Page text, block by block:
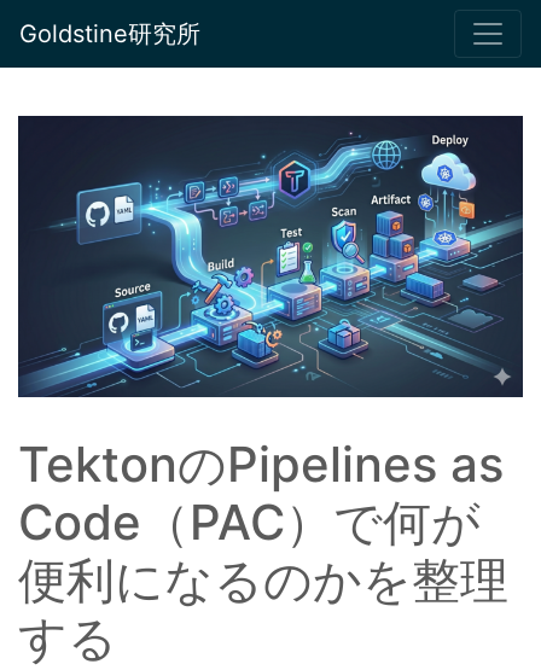
Goldstine研究所
TektonのPipelines as
Code（PAC）で何が
便利になるのかを整理
する